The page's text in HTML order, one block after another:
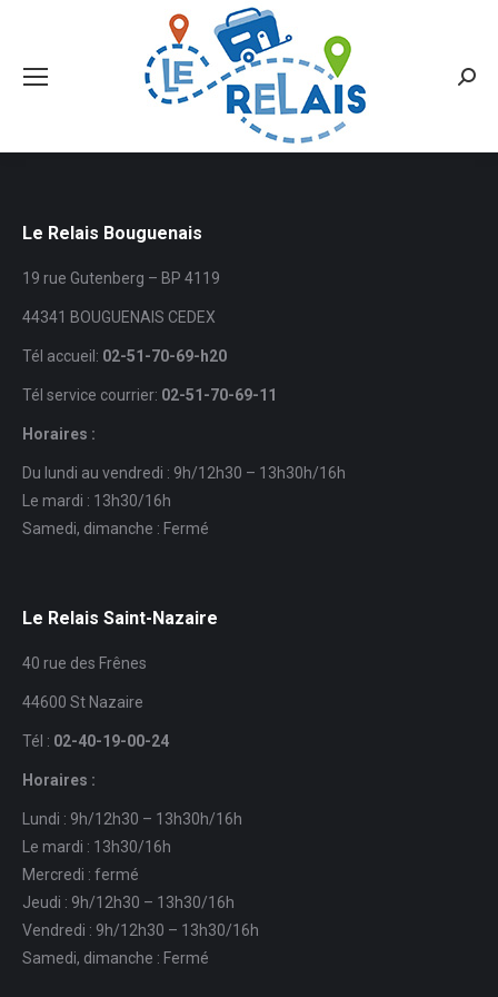
Le Relais Bouguenais
19 rue Gutenberg – BP 4119
44341 BOUGUENAIS CEDEX
Tél accueil: 02-51-70-69-h20
Tél service courrier: 02-51-70-69-11
Horaires :
Du lundi au vendredi : 9h/12h30 – 13h30h/16h
Le mardi : 13h30/16h
Samedi, dimanche : Fermé
Le Relais Saint-Nazaire
40 rue des Frênes
44600 St Nazaire
Tél : 02-40-19-00-24
Horaires :
Lundi : 9h/12h30 – 13h30h/16h
Le mardi : 13h30/16h
Mercredi : fermé
Jeudi : 9h/12h30 – 13h30/16h
Vendredi : 9h/12h30 – 13h30/16h
Samedi, dimanche : Fermé